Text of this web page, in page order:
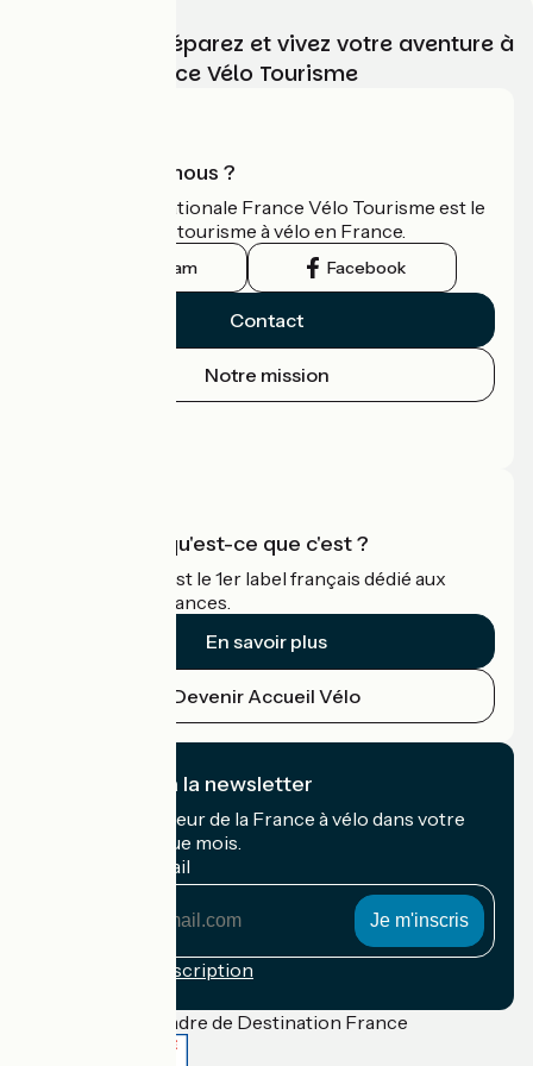
Choisissez, préparez et vivez votre aventure à
vélo avec France Vélo Tourisme
Qui sommes-nous ?
L'association nationale France Vélo Tourisme est le
guide officiel du tourisme à vélo en France.
Instagram Facebook
Contact
Notre mission
Accueil Vélo qu'est-ce que c'est ?
Accueil Vélo c'est le 1er label français dédié aux
cyclistes en vacances.
En savoir plus
Devenir Accueil Vélo
Je m'abonne à la newsletter
Recevez le meilleur de la France à vélo dans votre
boîte mail chaque mois.
Mon adresse mail
Conditions d'inscription
Financé dans le cadre de Destination France